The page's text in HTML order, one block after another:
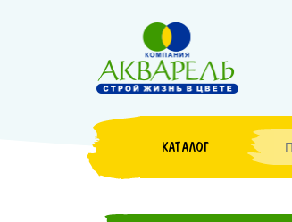
КАТАЛОГ